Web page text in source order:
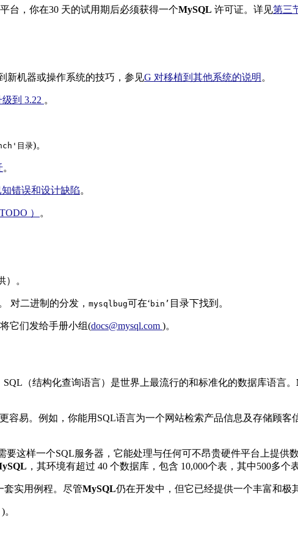
台，你在30 天的试用期后必须获得一个MySQL 许可证。详见第三
新机器或操作系统的技巧，参见G 对移植到其他系统的说明 。
到 3.22 。
目录)。
。
错误和设计缺陷。
） 。
。
对二进制的分发， mysqlbug可在‘ bin’ 目录下找到。
它们发给手册小组(docs@mysql.com )。
（结构化查询语言）是世界上最流行的和标准化的数据库语言。
容易。例如，你能用SQL语言为一个网站检索产品信息及存储顾客
要这样一个SQL服务器，它能处理与任何可不昂贵硬件平台上提供
，其环境有超过 40 个数据库，包含 10,000个表，其中500多
套实用例程。尽管MySQL仍在开发中，但它已经提供一个丰富和极